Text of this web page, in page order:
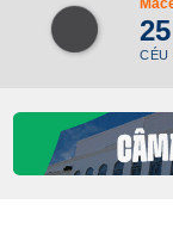
25
CÉU